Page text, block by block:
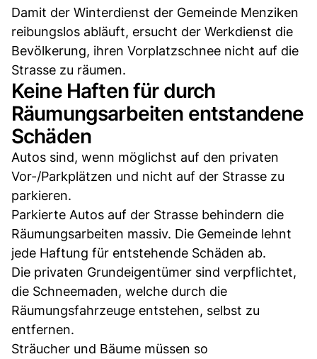
Damit der Winterdienst der Gemeinde Menziken
reibungslos abläuft, ersucht der Werkdienst die
Bevölkerung, ihren Vorplatzschnee nicht auf die
Strasse zu räumen.
Keine Haften für durch
Räumungsarbeiten entstandene
Schäden
Autos sind, wenn möglichst auf den privaten
Vor-/Parkplätzen und nicht auf der Strasse zu
parkieren.
Parkierte Autos auf der Strasse behindern die
Räumungsarbeiten massiv. Die Gemeinde lehnt
jede Haftung für entstehende Schäden ab.
Die privaten Grundeigentümer sind verpflichtet,
die Schneemaden, welche durch die
Räumungsfahrzeuge entstehen, selbst zu
entfernen.
Sträucher und Bäume müssen so